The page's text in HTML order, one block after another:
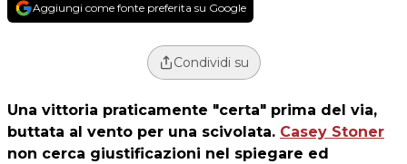
Aggiungi come fonte preferita su Google
Condividi su
Una vittoria praticamente "certa" prima del via,
buttata al vento per una scivolata. Casey Stoner
non cerca giustificazioni nel spiegare ed